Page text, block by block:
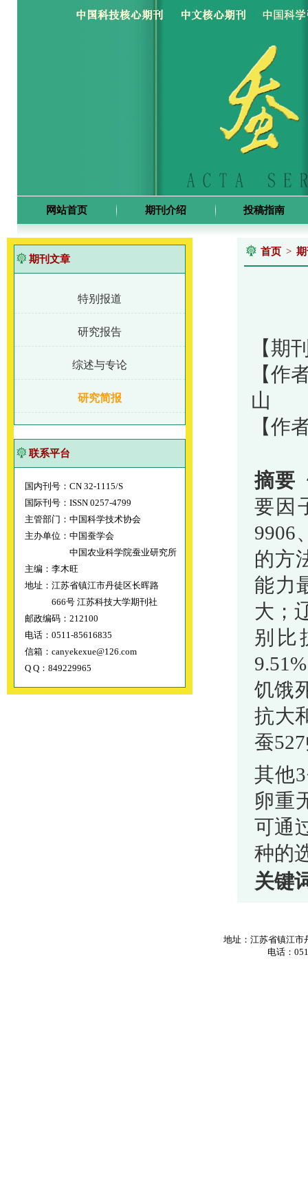
网站首页 期刊介绍 投稿指南
期刊文章
特别报道
研究报告
综述与专论
研究简报
联系平台
国内刊号：CN 32-1115/S
国际刊号：ISSN 0257-4799
主管部门：中国科学技术协会
主办单位：中国蚕学会
中国农业科学院蚕业研究所
主编：李木旺
地址：江苏省镇江市丹徒区长晖路
666号 江苏科技大学期刊社
邮政编码：212100
电话：0511-85616835
信箱：canyekexue@126.com
Q Q：849229965
首页 >
【期
【作
山
【作
摘要
要因
9906
的方
能力
大；
别比
饥饿
抗大
蚕
其他
卵重
可通
种的
关键
地址：江苏省镇江市
电话：